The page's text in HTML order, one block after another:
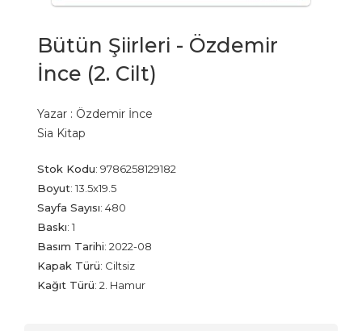
Bütün Şiirleri - Özdemir
İnce (2. Cilt)
Yazar : Özdemir İnce
Sia Kitap
Stok Kodu: 9786258129182
Boyut: 13.5x19.5
Sayfa Sayısı: 480
Baskı: 1
Basım Tarihi: 2022-08
Kapak Türü: Ciltsiz
Kağıt Türü: 2. Hamur